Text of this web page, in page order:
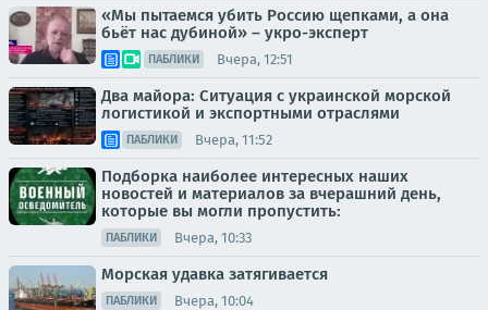
«Мы пытаемся убить Россию щепками, а она
бьёт нас дубиной» – укро-эксперт
ПАБЛИКИ Вчера, 12:51
Два майора: Ситуация с украинской морской
логистикой и экспортными отраслями
ПАБЛИКИ Вчера, 11:52
Подборка наиболее интересных наших
новостей и материалов за вчерашний день,
которые вы могли пропустить:
ПАБЛИКИ Вчера, 10:33
Морская удавка затягивается
ПАБЛИКИ Вчера, 10:04